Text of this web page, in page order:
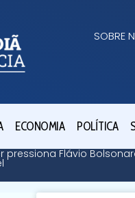
SOBRE
ECONOMIA POLÍTICA
pressiona Flávio